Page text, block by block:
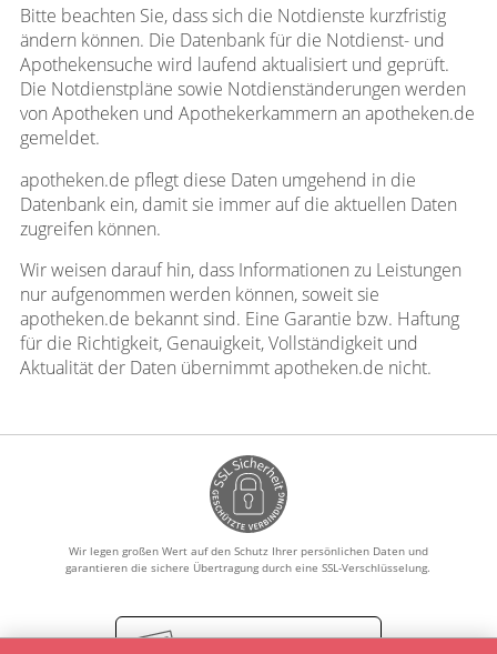
Bitte beachten Sie, dass sich die Notdienste kurzfristig
ändern können. Die Datenbank für die Notdienst- und
Apothekensuche wird laufend aktualisiert und geprüft.
Die Notdienstpläne sowie Notdienständerungen werden
von Apotheken und Apothekerkammern an apotheken.de
gemeldet.
apotheken.de pflegt diese Daten umgehend in die
Datenbank ein, damit sie immer auf die aktuellen Daten
zugreifen können.
Wir weisen darauf hin, dass Informationen zu Leistungen
nur aufgenommen werden können, soweit sie
apotheken.de bekannt sind. Eine Garantie bzw. Haftung
für die Richtigkeit, Genauigkeit, Vollständigkeit und
Aktualität der Daten übernimmt apotheken.de nicht.
Wir legen großen Wert auf den Schutz Ihrer persönlichen Daten und
garantieren die sichere Übertragung durch eine SSL-Verschlüsselung.
Vertrag widerrufen